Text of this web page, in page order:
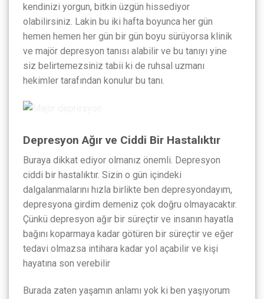
kendinizi yorgun, bitkin üzgün hissediyor
olabilirsiniz. Lakin bu iki hafta boyunca her gün
hemen hemen her gün bir gün boyu sürüyorsa klinik
ve majör depresyon tanısı alabilir ve bu tanıyı yine
siz belirtemezsiniz tabii ki de ruhsal uzmanı
hekimler tarafından konulur bu tanı.
Depresyon Ağır ve Ciddi Bir Hastalıktır
Buraya dikkat ediyor olmanız önemli. Depresyon
ciddi bir hastalıktır. Sizin o gün içindeki
dalgalanmalarını hızla birlikte ben depresyondayım,
depresyona girdim demeniz çok doğru olmayacaktır.
Çünkü depresyon ağır bir süreçtir ve insanın hayatla
bağını koparmaya kadar götüren bir süreçtir ve eğer
tedavi olmazsa intihara kadar yol açabilir ve kişi
hayatına son verebilir
Burada zaten yaşamın anlamı yok ki ben yaşıyorum